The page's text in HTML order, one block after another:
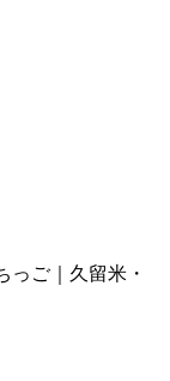
っご｜久留米・